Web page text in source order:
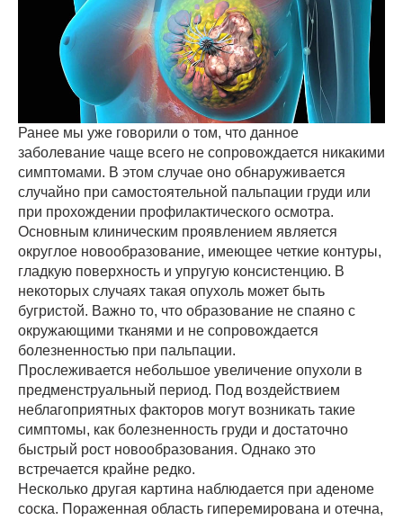
Ранее мы уже говорили о том, что данное
заболевание чаще всего не сопровождается никакими
симптомами. В этом случае оно обнаруживается
случайно при самостоятельной пальпации груди или
при прохождении профилактического осмотра.
Основным клиническим проявлением является
округлое новообразование, имеющее четкие контуры,
гладкую поверхность и упругую консистенцию. В
некоторых случаях такая опухоль может быть
бугристой. Важно то, что образование не спаяно с
окружающими тканями и не сопровождается
болезненностью при пальпации.
Прослеживается небольшое увеличение опухоли в
предменструальный период. Под воздействием
неблагоприятных факторов могут возникать такие
симптомы, как болезненность груди и достаточно
быстрый рост новообразования. Однако это
встречается крайне редко.
Несколько другая картина наблюдается при аденоме
соска. Пораженная область гиперемирована и отечна,